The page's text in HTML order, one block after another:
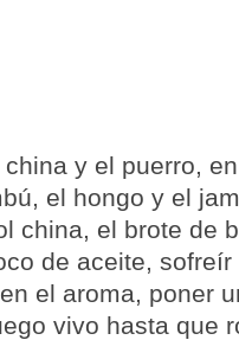
y el puerro,
el hongo y el
china, el brote de
de aceite,
el aroma, poner
vivo hasta que